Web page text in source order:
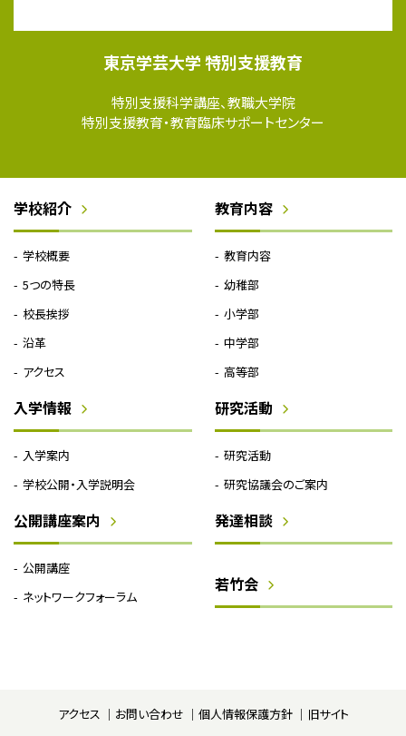
東京学芸大学 特別支援教育
特別支援科学講座、教職大学院
特別支援教育・教育臨床サポートセンター
学校紹介
学校概要
5つの特長
校長挨拶
沿革
アクセス
教育内容
教育内容
幼稚部
小学部
中学部
高等部
入学情報
入学案内
学校公開・入学説明会
研究活動
研究活動
研究協議会のご案内
公開講座案内
公開講座
ネットワークフォーラム
発達相談
若竹会
アクセス お問い合わせ 個人情報保護方針 旧サイト